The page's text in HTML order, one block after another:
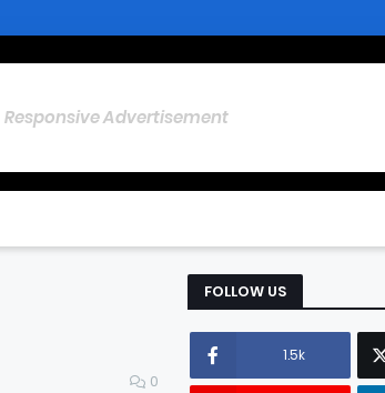
Responsive Advertisement
0
FOLLOW US
1.5k